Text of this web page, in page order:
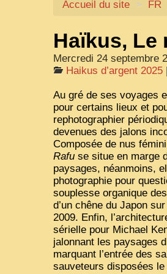
Accueil du site > FR
Haïkus, Le
Mercredi 24 septembre
Haikus d’argent 2025 |
Au gré de ses voyages
pour certains lieux et
rephotographier
devenues des jalons
Composée de nus
Rafu se situe en marge
paysages, néanmoins,
photographie pour
souplesse organique
d’un chêne du Japon
2009. Enfin,
sérielle pour Michael
jalonnant les paysages
marquant l’entrée des
sauveteurs disposées